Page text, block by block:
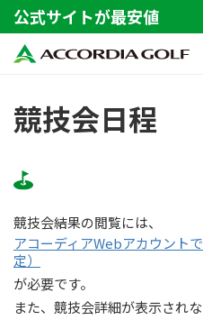
公式サイトが最安値
競技会日程
競技会結果の閲覧には、
アコーディアWebアカウント
定）
が必要です。
また、競技会詳細が表示され